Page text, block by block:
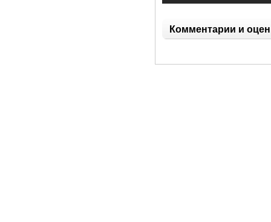
Комментарии и